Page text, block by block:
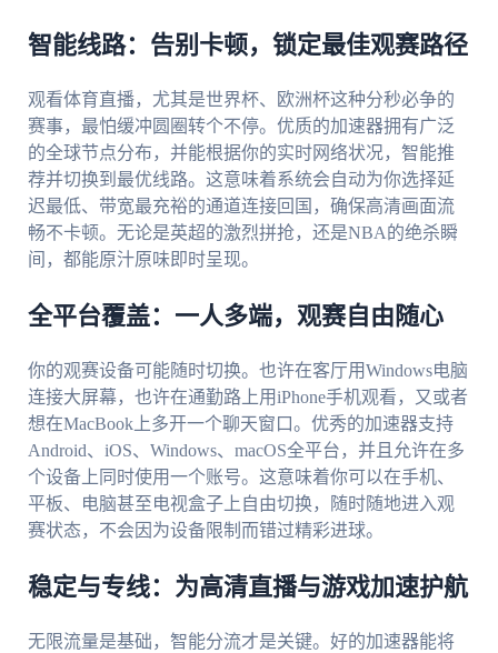
智能线路：告别卡顿，锁定最佳观赛路径
观看体育直播，尤其是世界杯、欧洲杯这种分秒必争的
赛事，最怕缓冲圆圈转个不停。优质的加速器拥有广泛
的全球节点分布，并能根据你的实时网络状况，智能推
荐并切换到最优线路。这意味着系统会自动为你选择延
迟最低、带宽最充裕的通道连接回国，确保高清画面流
畅不卡顿。无论是英超的激烈拼抢，还是NBA的绝杀瞬
间，都能原汁原味即时呈现。
全平台覆盖：一人多端，观赛自由随心
你的观赛设备可能随时切换。也许在客厅用Windows电脑
连接大屏幕，也许在通勤路上用iPhone手机观看，又或者
想在MacBook上多开一个聊天窗口。优秀的加速器支持
Android、iOS、Windows、macOS全平台，并且允许在多
个设备上同时使用一个账号。这意味着你可以在手机、
平板、电脑甚至电视盒子上自由切换，随时随地进入观
赛状态，不会因为设备限制而错过精彩进球。
稳定与专线：为高清直播与游戏加速护航
无限流量是基础，智能分流才是关键。好的加速器能将